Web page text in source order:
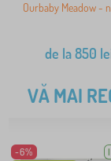
Ourbaby Meadow -
de la850
VĂ MAI
-6%